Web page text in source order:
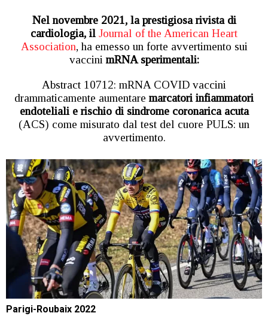
Nel novembre 2021, la prestigiosa rivista di
cardiologia, il Journal of the American Heart
Association, ha emesso un forte avvertimento sui
vaccini mRNA sperimentali:
Abstract 10712: mRNA COVID vaccini
drammaticamente aumentare marcatori infiammatori
endoteliali e rischio di sindrome coronarica acuta
(ACS) come misurato dal test del cuore PULS: un
avvertimento.
Parigi-Roubaix 2022